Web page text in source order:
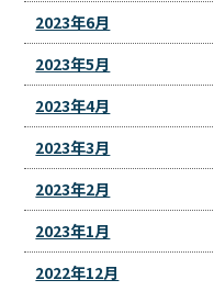
2023年6月
2023年5月
2023年4月
2023年3月
2023年2月
2023年1月
2022年12月